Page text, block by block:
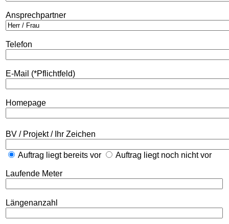
Ansprechpartner
Telefon
E-Mail (*Pflichtfeld)
Homepage
BV / Projekt / Ihr Zeichen
Auftrag liegt bereits vor Auftrag liegt noch nicht vor
Laufende Meter
Längenanzahl